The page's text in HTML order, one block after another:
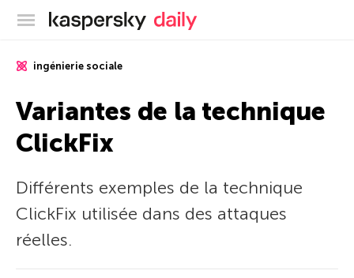
Blog officiel de Kaspersky
ingénierie sociale
Variantes de la technique
ClickFix
Différents exemples de la technique
ClickFix utilisée dans des attaques
réelles.